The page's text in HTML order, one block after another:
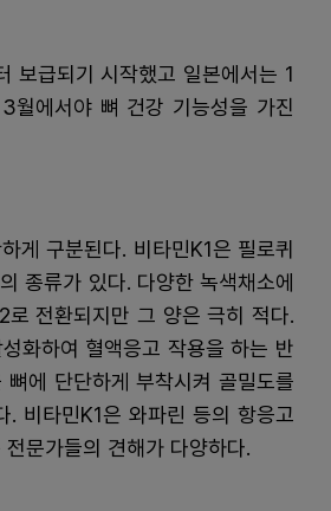
보급되기 시작했고 일본에서는 1
에서야 뼈 건강 기능성을 가진
게 구분된다. 비타민K1은 필로퀴
종류가 있다. 다양한 녹색채소에
전환되지만 그 양은 극히 적다.
화하여 혈액응고 작용을 하는 반
에 단단하게 부착시켜 골밀도를
비타민K1은 와파린 등의 항응고
문가들의 견해가 다양하다.